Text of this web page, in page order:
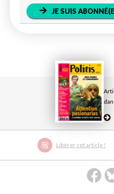
Libérer cet article !
JE SUIS